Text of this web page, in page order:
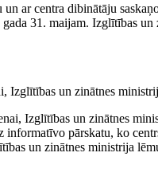
ar centra dibinātāju
31. maijam. Izglītības un
Izglītības un zinātnes
Izglītības un zinātnes
pārskatu, ko
un zinātnes ministrija